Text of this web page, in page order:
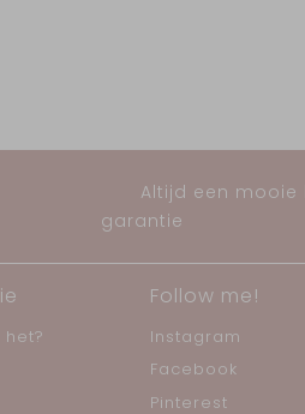
Altijd een mooie
garantie
Follow me!
Instagram
Facebook
Pinterest